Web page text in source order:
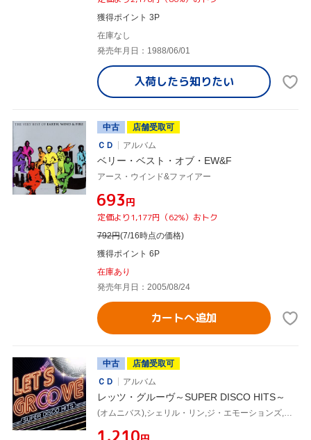
獲得ポイント 3P
在庫なし
発売年月日：1988/06/01
入荷したら知りたい
中古
店舗受取可
ＣＤ
アルバム
ベリー・ベスト・オブ・EW&F
アース・ウインド&ファイアー
¥693円
定価より1,177円（62%）おトク
792円(7/16時点の価格)
獲得ポイント 6P
在庫あり
発売年月日：2005/08/24
カートへ追加
中古
店舗受取可
ＣＤ
アルバム
レッツ・グルーヴ～SUPER DISCO HITS～
(オムニバス),シェリル・リン,ジ・エモーションズ,アース・ウインド&ファイアー,クール&ザ・ギャング,パティ・オースティン,クインシー・ジョーンズ,ザ・ブラザーズ・ジョンソン